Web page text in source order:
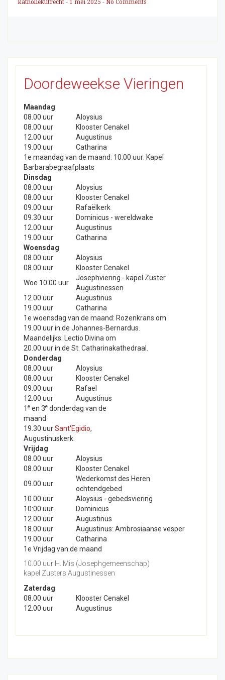
katholiekutrecht - 1 mei 2025 - No Comments
Doordeweekse Vieringen
Maandag
08.00 uur
Aloysius
08.00 uur
Klooster Cenakel
12.00 uur
Augustinus
19.00 uur
Catharina
1e maandag van de maand: 10:00 uur: Kapel
Barbarabegraafplaats
Dinsdag
08.00 uur
Aloysius
08.00 uur
Klooster Cenakel
09.00 uur
Rafaëlkerk
09.30 uur
Dominicus - wereldwake
12.00 uur
Augustinus
19.00 uur
Catharina
Woensdag
08.00 uur
Aloysius
08.00 uur
Klooster Cenakel
Woe 10.00 uur
Josephviering - kapel Zuster
Augustinessen
12.00 uur
Augustinus
19.00 uur
Catharina
1e woensdag van de maand: Rozenkrans om
19.00 uur in de Johannes-Bernardus.
Maandelijks: Lectio Divina om
20.00 uur in de St. Catharinakathedraal.
Donderdag
08.00 uur
Aloysius
08.00 uur
Klooster Cenakel
09.00 uur
Rafael
12.00 uur
Augustinus
1 e en 3e donderdag van de
maand
19.30 uurSant'Egidio,
Augustinuskerk.
Vrijdag
08.00 uur
Aloysius
08.00 uur
Klooster Cenakel
09.00 uur
Wederkomst des Heren
ochtendgebed
10.00 uur
Aloysius - gebedsviering
10:00 uur:
Dominicus
12.00 uur
Augustinus
18.00 uur
Augustinus: Ambrosiaanse vesper
19.00 uur
Catharina
1e Vrijdag van de maand
10.00 uur H. Mis (Josephgemeenschap)
kapel Zusters Augustinessen
Zaterdag
08.00 uur
Klooster Cenakel
12.00 uur
Augustinus